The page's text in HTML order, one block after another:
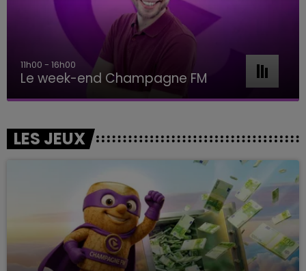
11h00 - 16h00
Le week-end Champagne FM
LES JEUX